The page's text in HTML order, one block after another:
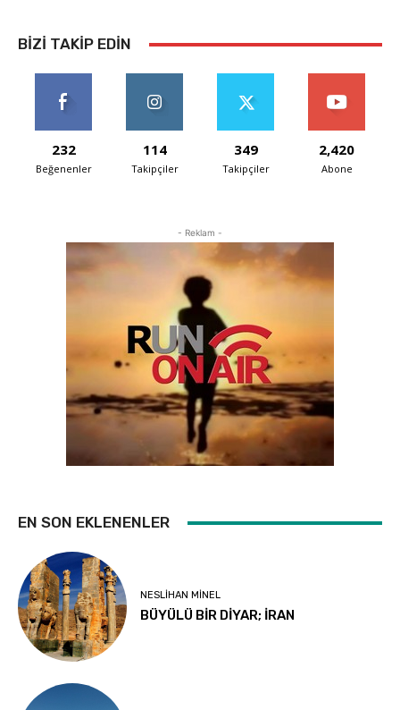
BIZI TAKIP EDIN
232
Beğenenler
114
Takipçiler
349
Takipçiler
2,420
Abone
- Reklam -
EN SON EKLENENLER
NESLIHAN MINEL
BÜYÜLÜ BİR DİYAR; İRAN